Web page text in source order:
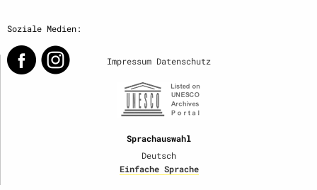
Soziale Medien:
Impressum Datenschutz
Sprachauswahl
Deutsch
Einfache Sprache